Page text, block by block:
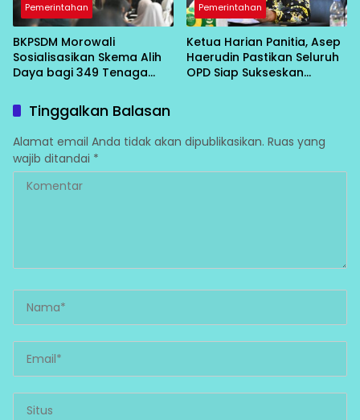
Pemerintahan
BKPSDM Morowali
Sosialisasikan Skema Alih
Daya bagi 349 Tenaga
Pemerintahan
Ketua Harian Panitia, Asep
Haerudin Pastikan Seluruh
OPD Siap Sukseskan
Tinggalkan Balasan
Alamat email Anda tidak akan dipublikasikan. Ruas yang
wajib ditandai *